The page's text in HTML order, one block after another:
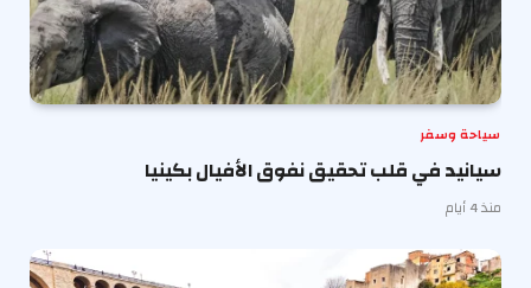
سياحة وسفر
سيانيد في قلب تحقيق نفوق الأفيال بكينيا
منذ 4 أيام